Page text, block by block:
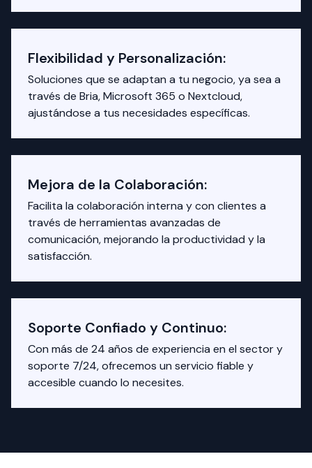
Flexibilidad y Personalización:
Soluciones que se adaptan a tu negocio, ya sea a
través de Bria, Microsoft 365 o Nextcloud,
ajustándose a tus necesidades específicas.
Mejora de la Colaboración:
Facilita la colaboración interna y con clientes a
través de herramientas avanzadas de
comunicación, mejorando la productividad y la
satisfacción.
Soporte Confiado y Continuo:
Con más de 24 años de experiencia en el sector y
soporte 7/24, ofrecemos un servicio fiable y
accesible cuando lo necesites.